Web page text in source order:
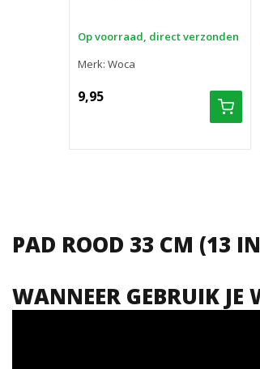
Op voorraad, direct verzonden
Merk: Woca
9,95
PAD ROOD 33 CM (13
WANNEER GEBRUIK JE